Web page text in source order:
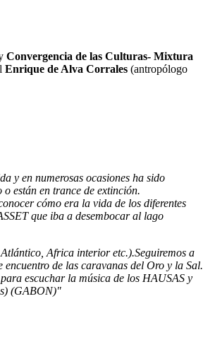
Convergencia de las Culturas- Mixtura
Enrique de Alva Corrales (antropólogo
y en numerosas ocasiones ha sido
están en trance de extinción.
cómo era la vida de los diferentes
que iba a desembocar al lago
Africa interior etc.).Seguiremos a
de las caravanas del Oro y la Sal.
escuchar la música de los HAUSAS y
(GABON)"